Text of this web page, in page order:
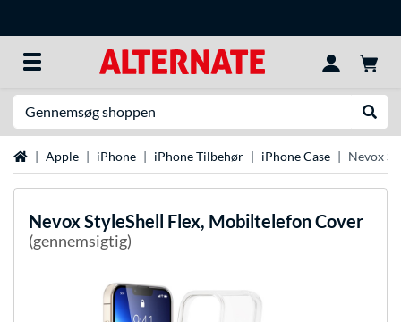
StartsideApple iPhone iPhone Tilbehør iPhone Case Nevox
NevoxStyleShell Flex, Mobiltelefon Cover
(gennemsigtig)